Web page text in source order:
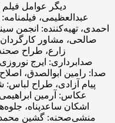
دیگر عوامل فیلم
عبدالعظیمی،
احمدی، تهیه‌کننده: انجمن
صالحی، مشاور کارگردان:
زارع، طراح
صدابرداری: ایرج
صدا: رامین ابوالصدق،
پیام آزادی، طراح لباس:
عکاس: آرمین
اشکان ساعدپناه،
منشی‌صحنه: گشین